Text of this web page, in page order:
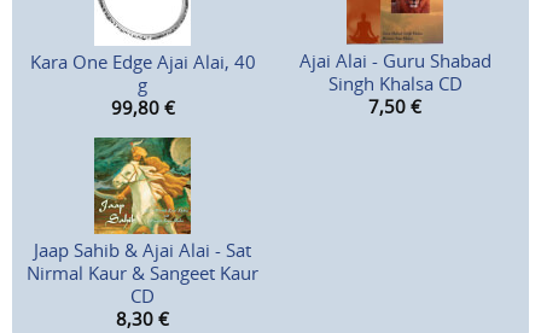
Kara One Edge Ajai Alai, 40
g
99,80 €
Ajai Alai - Guru Shabad
Singh Khalsa CD
7,50 €
Jaap Sahib & Ajai Alai - Sat
Nirmal Kaur & Sangeet Kaur
CD
8,30 €